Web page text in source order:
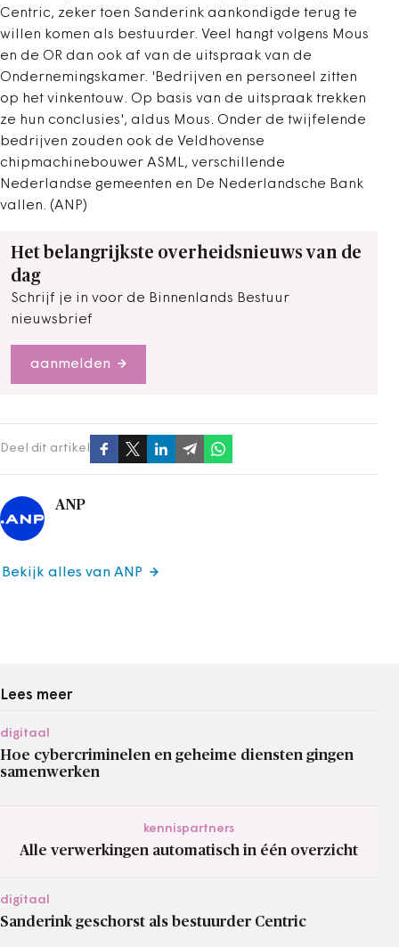
Centric, zeker toen Sanderink aankondigde terug te
willen komen als bestuurder. Veel hangt volgens Mous
en de OR dan ook af van de uitspraak van de
Ondernemingskamer. 'Bedrijven en personeel zitten
op het vinkentouw. Op basis van de uitspraak trekken
ze hun conclusies', aldus Mous. Onder de twijfelende
bedrijven zouden ook de Veldhovense
chipmachinebouwer ASML, verschillende
Nederlandse gemeenten en De Nederlandsche Bank
vallen. (ANP)
Het belangrijkste overheidsnieuws van de
dag
Schrijf je in voor de Binnenlands Bestuur
nieuwsbrief
aanmelden
Deel dit artikel
ANP
Bekijk alles van ANP
Lees meer
digitaal
Hoe cybercriminelen en geheime diensten gingen
samenwerken
kennispartners
Alle verwerkingen automatisch in één overzicht
digitaal
Sanderink geschorst als bestuurder Centric